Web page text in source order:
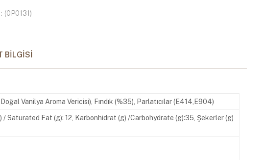
(0P0131)
BILGISI
Vanilya Aroma Vericisi), Fındık (%35), Parlatıcılar (E414,E904)
Saturated Fat (g): 12, Karbonhidrat (g) /Carbohydrate (g):35, Şekerler (g)